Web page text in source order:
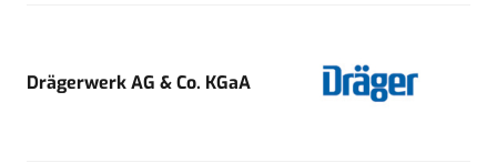
Drägerwerk AG & Co. KGaA